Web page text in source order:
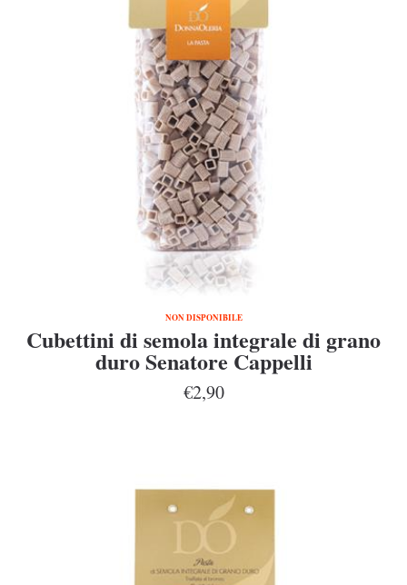
NON DISPONIBILE
Cubettini di semola integrale di grano
duro Senatore Cappelli
€2,90